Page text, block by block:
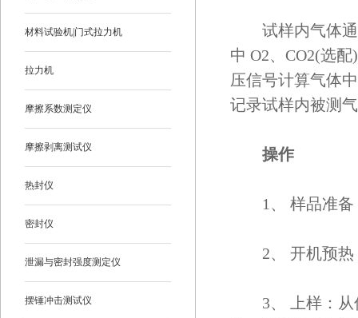
材料试验机|门式拉力机
拉力机
摩擦系数测定仪
摩擦剥离测试仪
热封仪
密封仪
泄漏与密封强度测定仪
摆锤冲击测试仪
试样内气体通
中 O2、CO2(选
压信号计算气体
记录试样内被测
操作
1、 样品准备
2、 开机预热
3、 上样：从